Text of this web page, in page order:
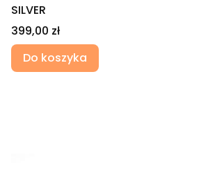
SILVER
Cena
399,00 zł
Do koszyka